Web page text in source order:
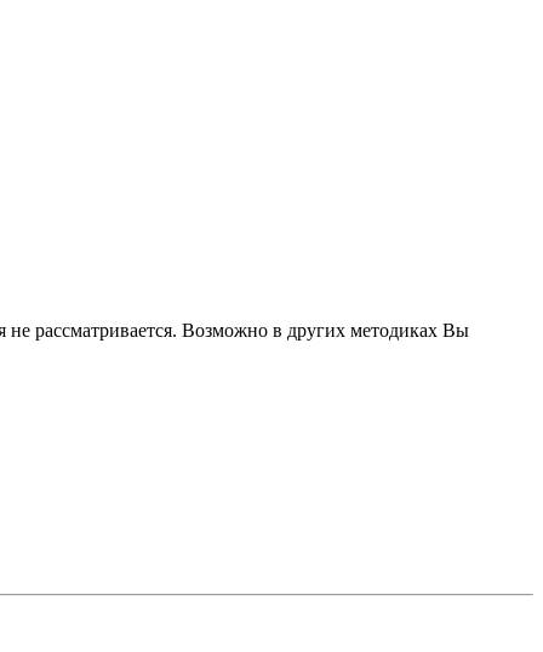
рассматривается. Возможно в других методиках Вы